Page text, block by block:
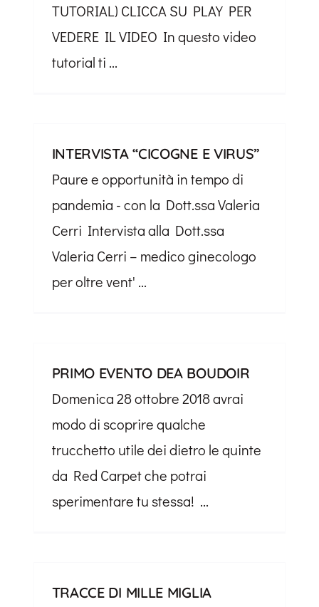
TUTORIAL) CLICCA SU PLAY PER
VEDERE IL VIDEO In questo video
tutorial ti ...
INTERVISTA “CICOGNE E VIRUS”
Paure e opportunità in tempo di
pandemia - con la Dott.ssa Valeria
Cerri Intervista alla Dott.ssa
Valeria Cerri – medico ginecologo
per oltre vent' ...
PRIMO EVENTO DEA BOUDOIR
Domenica 28 ottobre 2018 avrai
modo di scoprire qualche
trucchetto utile dei dietro le quinte
da Red Carpet che potrai
sperimentare tu stessa! ​ ...
TRACCE DI MILLE MIGLIA